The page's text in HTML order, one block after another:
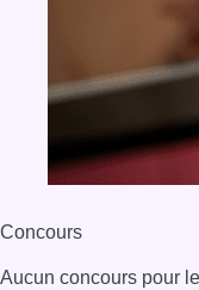
Concours
Aucun concours pour